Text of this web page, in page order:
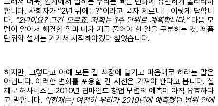
합니다. 사회자가 “2년 뒤에는?”이라고 묻자 체르니는 이렇게 답합니
다. “2년이요? 그건 모르죠. 저희는 1주 단위로 계획합니다.”다음 모
델이 알아서 해결할 일과 내가 지금 풀어야 할 일을 구분하는 것. 제품
단위의 설계는 거기서 시작해야겠다 싶었습니다.
하지만, 그렇다고 아예 모든 걸 시장에 맡기고 마음대로 하라는 말은
아닙니다. 이러한 변화를 포용할 긴 시선은 가져야 한다고 봅니다. 실
제로 허사비스는 2010년 딥마인드 창업 무렵의 예측이 아직 유효하다
고 말합니다. “(현재는) 여전히 우리가 2010년에 예측했던 범위 안에